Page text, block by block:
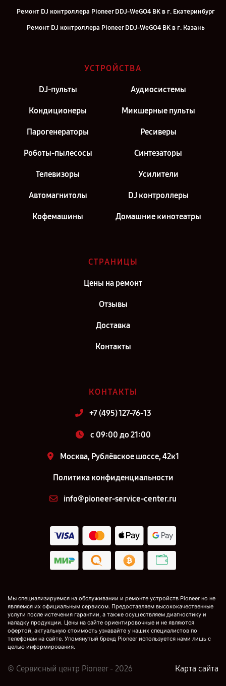
Ремонт DJ контроллера Pioneer DDJ-WeGO4 BK в г. Екатеринбург
Ремонт DJ контроллера Pioneer DDJ-WeGO4 BK в г. Казань
Ремонт DJ контроллера Pioneer DDJ-WeGO4 BK в г. Киров
Ремонт DJ контроллера Pioneer DDJ-WeGO4 BK в г. Санкт-
УСТРОЙСТВА
DJ-пульты Аудиосистемы
Кондиционеры Микшерные пульты
Парогенераторы Ресиверы
Роботы-пылесосы Синтезаторы
Телевизоры Усилители
Автомагнитолы DJ контроллеры
Кофемашины Домашние кинотеатры
СТРАНИЦЫ
Цены на ремонт
Отзывы
Доставка
Контакты
КОНТАКТЫ
+7 (495) 127-76-13
c 09:00 до 21:00
Москва, Рублёвское шоссе, 42к1
Политика конфиденциальности
info@pioneer-service-center.ru
Мы специализируемся на обслуживании и ремонте устройств Pioneer но не
являемся их официальным сервисом. Предоставляем высококачественные
услуги после истечения гарантии, а также осуществляем диагностику и
наладку продукции. Цены на сайте ориентировочные и не являются
офертой, актуальную стоимость узнавайте у наших специалистов по
телефонам на сайте. Упомянутый бренд Pioneer используется нами лишь с
целью информирования.
© Сервисный центр Pioneer - 2026 Карта сайта